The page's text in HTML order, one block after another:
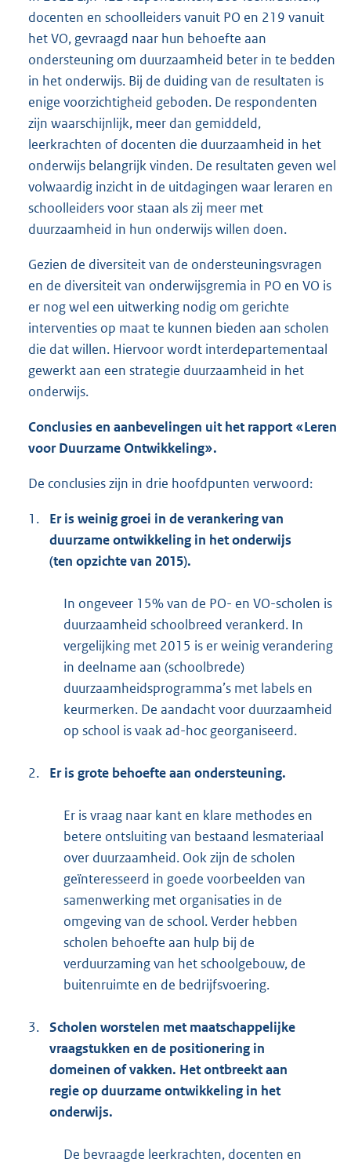
docenten en schoolleiders vanuit PO en 219 vanuit
het VO, gevraagd naar hun behoefte aan
ondersteuning om duurzaamheid beter in te bedden
in het onderwijs. Bij de duiding van de resultaten is
enige voorzichtigheid geboden. De respondenten
zijn waarschijnlijk, meer dan gemiddeld,
leerkrachten of docenten die duurzaamheid in het
onderwijs belangrijk vinden. De resultaten geven wel
volwaardig inzicht in de uitdagingen waar leraren en
schoolleiders voor staan als zij meer met
duurzaamheid in hun onderwijs willen doen.
Gezien de diversiteit van de ondersteuningsvragen
en de diversiteit van onderwijsgremia in PO en VO is
er nog wel een uitwerking nodig om gerichte
interventies op maat te kunnen bieden aan scholen
die dat willen. Hiervoor wordt interdepartementaal
gewerkt aan een strategie duurzaamheid in het
onderwijs.
Conclusies en aanbevelingen uit het rapport «Leren
voor Duurzame Ontwikkeling».
De conclusies zijn in drie hoofdpunten verwoord:
1.
Er is weinig groei in de verankering van
duurzame ontwikkeling in het onderwijs
(ten opzichte van 2015).
In ongeveer 15% van de PO- en VO-scholen is
duurzaamheid schoolbreed verankerd. In
vergelijking met 2015 is er weinig verandering
in deelname aan (schoolbrede)
duurzaamheidsprogramma’s met labels en
keurmerken. De aandacht voor duurzaamheid
op school is vaak ad-hoc georganiseerd.
2. Er is grote behoefte aan ondersteuning.
Er is vraag naar kant en klare methodes en
betere ontsluiting van bestaand lesmateriaal
over duurzaamheid. Ook zijn de scholen
geïnteresseerd in goede voorbeelden van
samenwerking met organisaties in de
omgeving van de school. Verder hebben
scholen behoefte aan hulp bij de
verduurzaming van het schoolgebouw, de
buitenruimte en de bedrijfsvoering.
3. Scholen worstelen met maatschappelijke
vraagstukken en de positionering in
domeinen of vakken. Het ontbreekt aan
regie op duurzame ontwikkeling in het
onderwijs.
De bevraagde leerkrachten, docenten en